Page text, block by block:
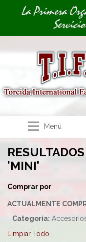
Image 01La Primera
Menú
'MINI'
Comprar por
ACTUALMENTE
Categoría:
Limpiar Todo